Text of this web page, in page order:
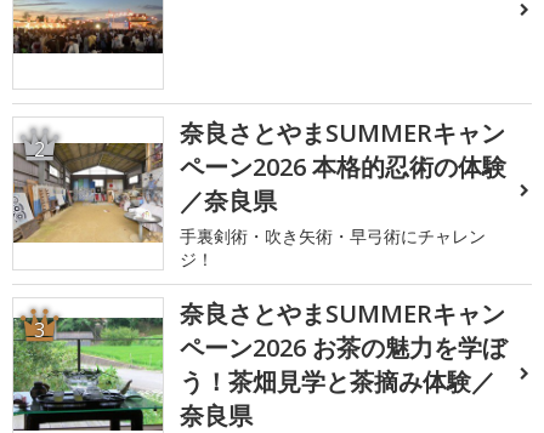
2
奈良さとやまSUMMERキャン
ペーン2026 本格的忍術の体験
／奈良県
手裏剣術・吹き矢術・早弓術にチャレン
ジ！
3
奈良さとやまSUMMERキャン
ペーン2026 お茶の魅力を学ぼ
う！茶畑見学と茶摘み体験／
奈良県